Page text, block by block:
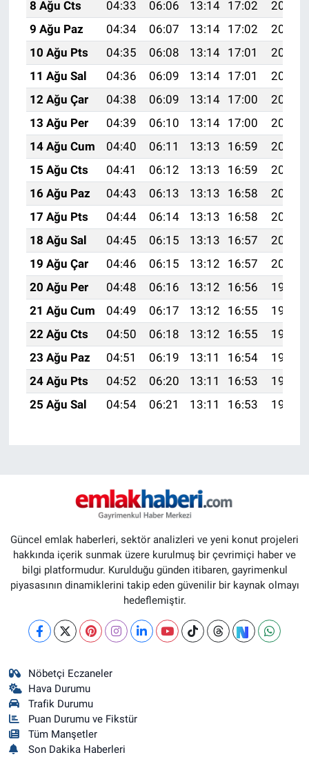
8 Ağu Cts 04:33 06:06 13:14 17:02
20:13
9 Ağu Paz
04:34 06:07 13:14 17:02
20:12
10 Ağu Pts
04:35 06:08 13:14 17:01
20:11
11 Ağu Sal
04:36 06:09 13:14 17:01
20:10
12 Ağu Çar
04:38 06:09 13:14 17:00
20:08
13 Ağu Per
04:39 06:10 13:14 17:00
20:07
14 Ağu Cum
04:40 06:11 13:13 16:59
20:06
15 Ağu Cts
04:41 06:12 13:13 16:59
20:05
16 Ağu Paz
04:43 06:13 13:13 16:58
20:03
17 Ağu Pts
04:44 06:14 13:13 16:58
20:02
18 Ağu Sal
04:45 06:15 13:13 16:57
20:01
19 Ağu Çar
04:46 06:15 13:12 16:57
20:00
20 Ağu Per
04:48 06:16 13:12 16:56
19:58
21 Ağu Cum
04:49 06:17 13:12 16:55
19:57
22 Ağu Cts
04:50 06:18 13:12 16:55
19:56
23 Ağu Paz
04:51 06:19 13:11 16:54
19:54
24 Ağu Pts
04:52 06:20 13:11 16:53
19:53
25 Ağu Sal
04:54 06:21 13:11 16:53 19:51
Güncel emlak haberleri, sektör analizleri ve yeni konut projeleri
hakkında içerik sunmak üzere kurulmuş bir çevrimiçi haber ve
bilgi platformudur. Kurulduğu günden itibaren, gayrimenkul
piyasasının dinamiklerini takip eden güvenilir bir kaynak olmayı
hedeflemiştir.
Nöbetçi Eczaneler
Hava Durumu
Trafik Durumu
Puan Durumu ve Fikstür
Tüm Manşetler
Son Dakika Haberleri